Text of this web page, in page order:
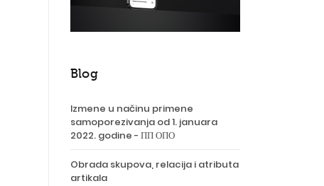
Blog
Izmene u načinu primene
samoporezivanja od 1. januara
2022. godine - ПП ОПО
Obrada skupova, relacija i atributa
artikala